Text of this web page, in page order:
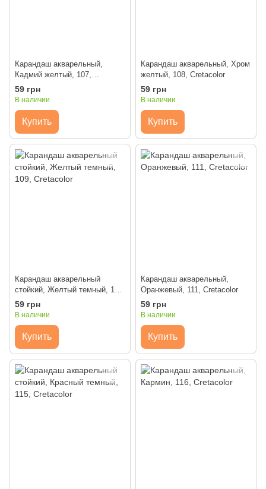
Карандаш акварельный,
Кадмий желтый, 107,
Cretacolor
59 грн
В наличии
Купить
Карандаш акварельный, Хром
желтый, 108, Cretacolor
59 грн
В наличии
Купить
Карандаш акварельный
стойкий, Желтый темный, 109,
Cretacolor
59 грн
В наличии
Купить
Карандаш акварельный,
Оранжевый, 111, Cretacolor
59 грн
В наличии
Купить